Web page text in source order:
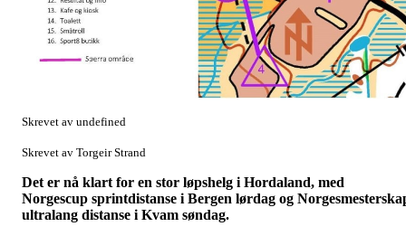
Skrevet av undefined
Skrevet av Torgeir Strand
Det er nå klart for en stor løpshelg i Hordaland, med
Norgescup sprintdistanse i Bergen lørdag og
ultralang distanse i Kvam søndag.